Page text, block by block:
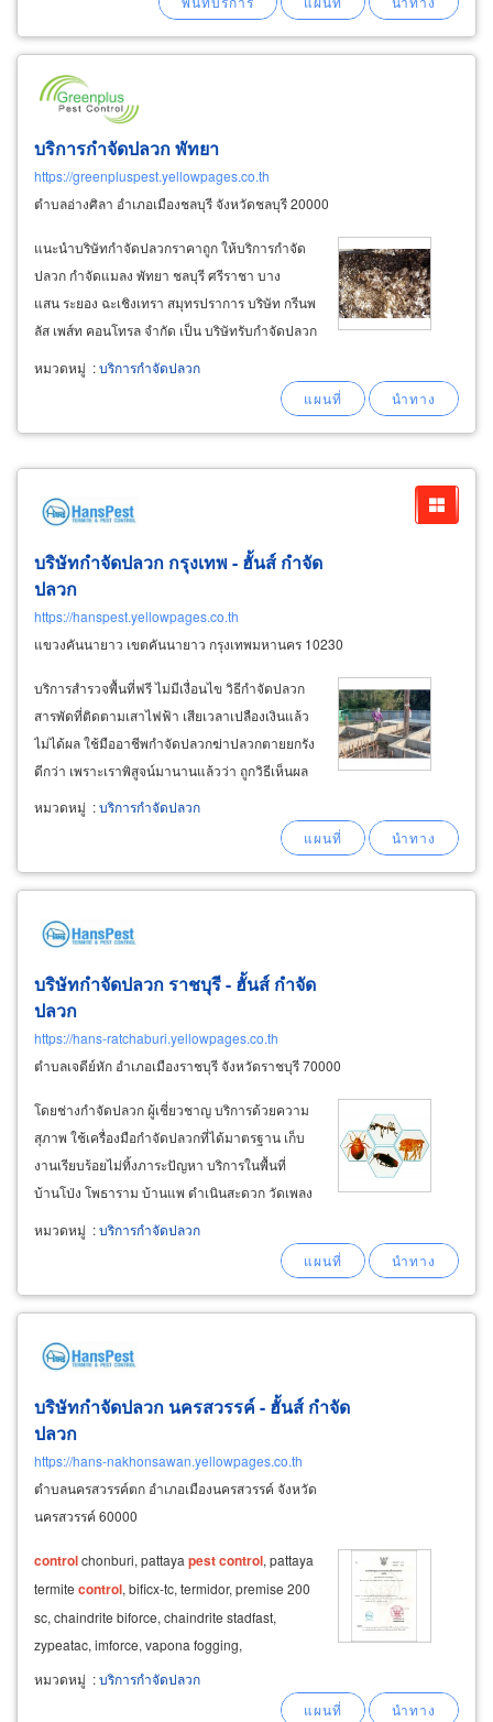
สมุนไพร 100% หมดปัญหาตุ๊กแกกวนใจ
บริการกำจัดปลวก พัทยา
https://greenpluspest.yellowpages.co.th
ตำบลอ่างศิลา อำเภอเมืองชลบุรี จังหวัดชลบุรี 20000
แนะนำบริษัทกำจัดปลวกราคาถูก ให้บริการกำจัด
ปลวก กำจัดแมลง พัทยา ชลบุรี ศรีราชา บาง
แสน ระยอง ฉะเชิงเทรา สมุทรปราการ บริษัท กรีนพ
ลัส เพส์ท คอนโทรล จำกัด เป็น บริษัทรับกำจัดปลวก
และโรงงานอุตสาหกรรม แก้ปัญหาปลวกกินบ้าน
หมวดหมู่ :บริการกำจัดปลวก
บริษัทกำจัดปลวก กรุงเทพ - ฮั้นส์ กำจัด
ปลวก
https://hanspest.yellowpages.co.th
แขวงคันนายาว เขตคันนายาว กรุงเทพมหานคร 10230
บริการสำรวจพื้นที่ฟรี ไม่มีเงื่อนไข วิธีกำจัดปลวก
สารพัดที่ติดตามเสาไฟฟ้า เสียเวลาเปลืองเงินแล้ว
ไม่ได้ผล ใช้มืออาชีพกำจัดปลวกฆ่าปลวกตายยกรัง
ดีกว่า เพราะเราพิสูจน์มานานแล้วว่า ถูกวิธีเห็นผล
ชัดเจนกำจัดปลวกที่ต้นตอเห็นผลเร็ว ปลอดภัย ไม่
หมวดหมู่ :บริการกำจัดปลวก
บริษัทกำจัดปลวก ราชบุรี - ฮั้นส์ กำจัด
ปลวก
https://hans-ratchaburi.yellowpages.co.th
ตำบลเจดีย์หัก อำเภอเมืองราชบุรี จังหวัดราชบุรี 70000
โดยช่างกำจัดปลวก ผู้เชี่ยวชาญ บริการด้วยความ
สุภาพ ใช้เครื่องมือกำจัดปลวกที่ได้มาตรฐาน เก็บ
งานเรียบร้อยไม่ทิ้งภาระปัญหา บริการในพื้นที่
บ้านโป่ง โพธาราม บ้านแพ ดำเนินสะดวก วัดเพลง
หมวดหมู่ :บริการกำจัดปลวก
บริษัทกำจัดปลวก นครสวรรค์ - ฮั้นส์ กำจัด
ปลวก
https://hans-nakhonsawan.yellowpages.co.th
ตำบลนครสวรรค์ตก อำเภอเมืองนครสวรรค์ จังหวัด
นครสวรรค์ 60000
controlchonburi, pattaya pestcontrol, pattaya
termite control, bificx-tc, termidor, premise 200
sc, chaindrite biforce, chaindrite stadfast,
zypeatac, imforce, vapona fogging,
imidacloprid, gislin 1e, zypertac, siege gel,
fendona, zutiirin 250ec, vapona 50ec ติดต่อ
หมวดหมู่ :บริการกำจัดปลวก